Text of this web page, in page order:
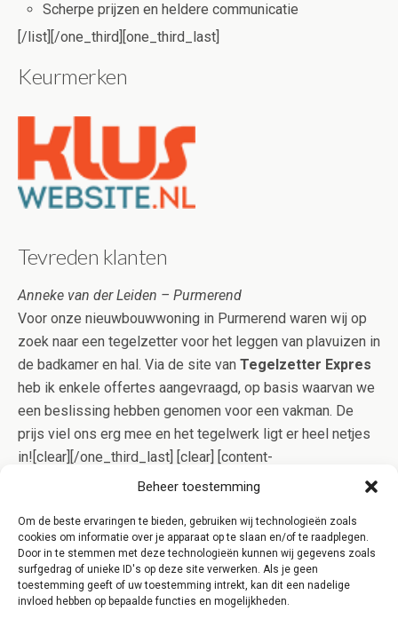
Beheer toestemming
Om de beste ervaringen te bieden, gebruiken wij technologieën zoals
cookies om informatie over je apparaat op te slaan en/of te raadplegen.
Door in te stemmen met deze technologieën kunnen wij gegevens zoals
surfgedrag of unieke ID's op deze site verwerken. Als je geen
toestemming geeft of uw toestemming intrekt, kan dit een nadelige
invloed hebben op bepaalde functies en mogelijkheden.
Scherpe prijzen en heldere communicatie
[/list][/one_third][one_third_last]
Keurmerken
Tevreden klanten
Anneke van der Leiden – Purmerend
Voor onze nieuwbouwwoning in Purmerend waren wij op
zoek naar een tegelzetter voor het leggen van plavuizen in
de badkamer en hal. Via de site van Tegelzetter Expres
heb ik enkele offertes aangevraagd, op basis waarvan we
een beslissing hebben genomen voor een vakman. De
prijs viel ons erg mee en het tegelwerk ligt er heel netjes
in![clear][/one_third_last] [clear] [content-
highlight]Betegelen is specialistisch werk. Onze
goed tegelwerk niet per definitie duur hoeft te zijn. Dit
bewijzen wij u graag, vraag daarom eens een offerte aan
voor een opgave op maat![/content-highlight]